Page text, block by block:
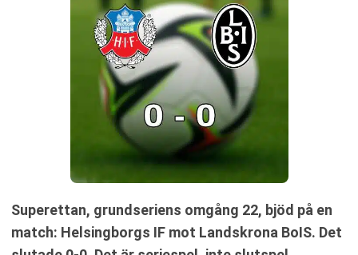
Superettan, grundseriens omgång 22, bjöd på en
match: Helsingborgs IF mot Landskrona BoIS. Det